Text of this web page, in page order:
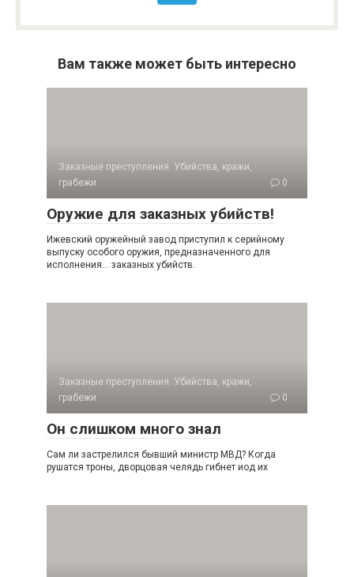
Вам также может быть интересно
Заказные преступления. Убийства, кражи,
грабежи
0
Оружие для заказных убийств!
Ижевский оружейный завод приступил к серийному
выпуску особого оружия, предназначенного для
исполнения… заказных убийств.
Заказные преступления. Убийства, кражи,
грабежи
0
Он слишком много знал
Сам ли застрелился бывший министр МВД? Когда
рушатся троны, дворцовая челядь гибнет иод их